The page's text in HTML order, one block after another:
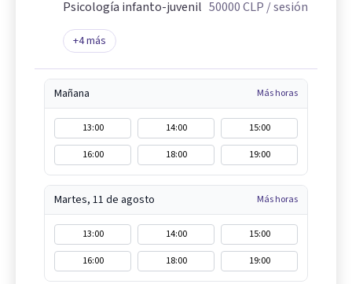
Psicología infanto-juvenil 50000CLP / sesión
+4más
Mañana Más horas
13:00 14:00
15:00
16:00
18:00 19:00
Martes, 11 de agosto Más horas
13:00 14:00
15:00
16:00
18:00 19:00